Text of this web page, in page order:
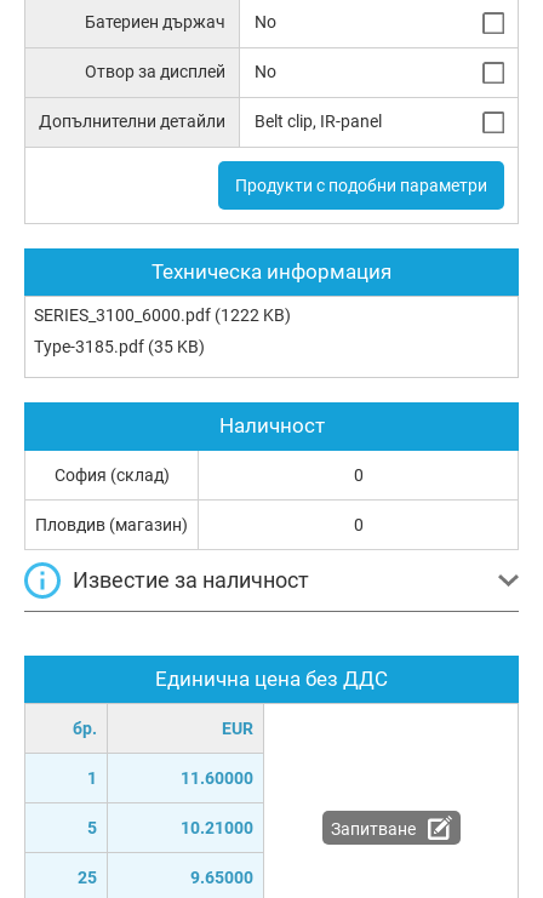
Батериен държач No
Отвор за дисплей No
Допълнителни детайли Belt clip, IR-panel
Продукти с подобни параметри
Техническа информация
SERIES_3100_6000.pdf (1222 KB)
Type-3185.pdf (35 KB)
Единична цена без ДДС
бр. EUR
1 11.60000
5 10.21000
25 9.65000
Запитване
Наличност
София (склад) 0
Пловдив (магазин) 0
Известие за наличност